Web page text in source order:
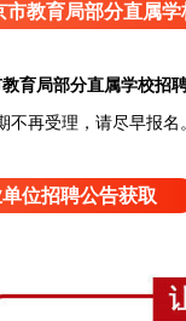
市教育局部分直属
教育局部分直属学校招
不再受理，请尽早报名 。
位招聘公告获取